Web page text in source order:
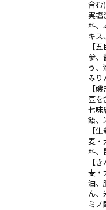
含む
実塩
料、
キス
【
参、
う、
みり
【
豆を
七味
飴、
【
麦・
料、
【
麦・
油、
ん、
ミノ